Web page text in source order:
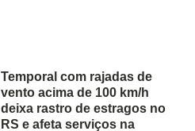
Temporal com rajadas de
vento acima de 100 km/h
deixa rastro de estragos no
RS e afeta serviços na